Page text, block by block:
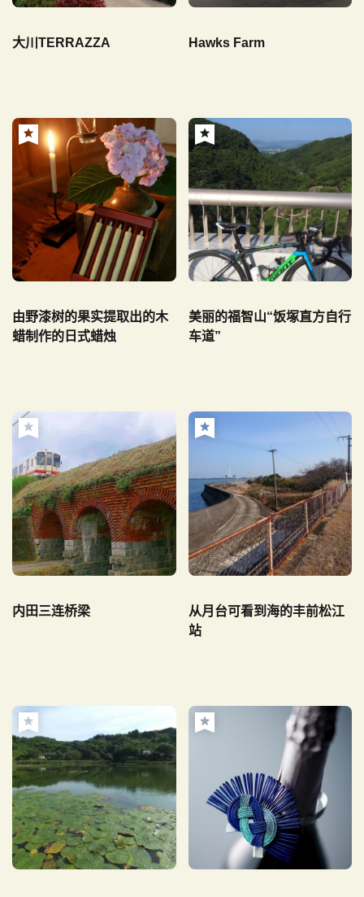
大川TERRAZZA Hawks Farm
由野漆树的果实提取出的木
蜡制作的日式蜡烛
美丽的福智山“饭塚直方自行
车道”
内田三连桥梁
从月台可看到海的丰前松江
站